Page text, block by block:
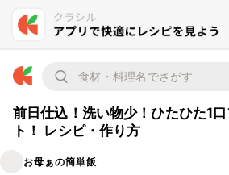
前日仕込！洗い物少！ひたひた1
ト！ レシピ・作り方
お母ぁの簡単飯